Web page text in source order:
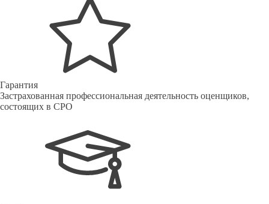
Гарантия
Застрахованная профессиональная деятельность оценщиков,
состоящих в СРО